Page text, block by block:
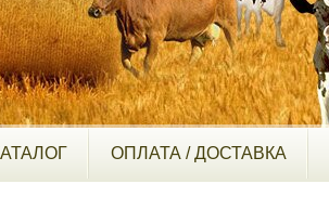
ОПЛАТА / ДОСТАВКА